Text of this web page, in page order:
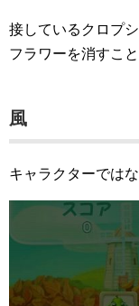
接しているクロプ
フラワーを消すこ
風
キャラクターでは